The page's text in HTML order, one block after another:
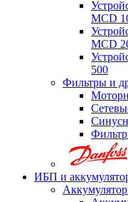
MCD
MCD
500
Фильтры и
ИБП и